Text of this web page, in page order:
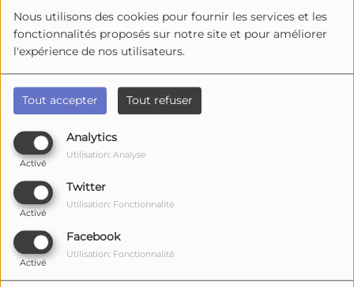
Nous utilisons des cookies pour fournir les services et les
fonctionnalités proposés sur notre site et pour améliorer
l'expérience de nos utilisateurs.
Tout accepter Tout refuser
Analytics
Activé
Utilisation: Analyse
Twitter
Activé
Utilisation: Fonctionnalité
Facebook
Activé
Utilisation: Fonctionnalité
741 vues
Écouter le podcast
Dans Parlons d'Ici,
Marguerite de Lacotte
cinéma du Gallia théâtre de Saintes.